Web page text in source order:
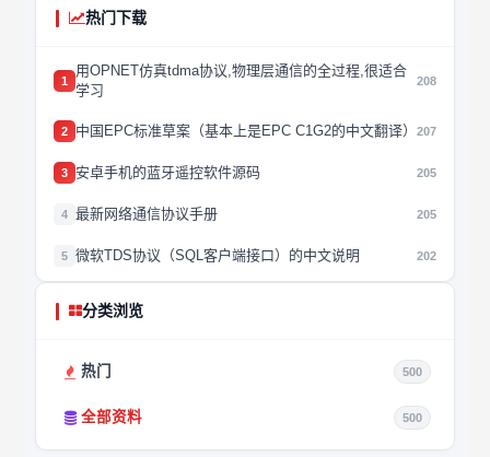
热门下载
1
用OPNET仿真tdma协议,物理层通信的全过程,很适合
学习
208
2 中国EPC标准草案（基本上是EPC C1G2的中文翻译） 207
3 安卓手机的蓝牙遥控软件源码 205
4 最新网络通信协议手册 205
5 微软TDS协议（SQL客户端接口）的中文说明 202
分类浏览
热门 500
全部资料 500